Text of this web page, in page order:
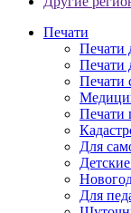
Печати
Печати
Печати
Печати
Для
Для